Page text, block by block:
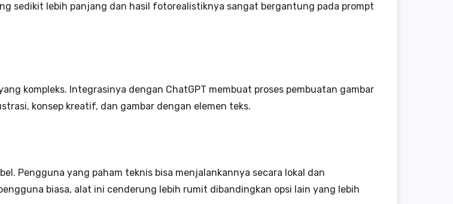
sedikit lebih panjang dan hasil fotorealistiknya sangat bergantung pada prompt
kompleks. Integrasinya dengan ChatGPT membuat proses pembuatan gambar
konsep kreatif, dan gambar dengan elemen teks.
Pengguna yang paham teknis bisa menjalankannya secara lokal dan
biasa, alat ini cenderung lebih rumit dibandingkan opsi lain yang lebih